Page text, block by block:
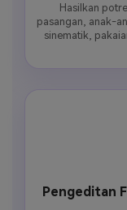
Hasilkan
pasangan, anak-
sinematik,
Pengeditan